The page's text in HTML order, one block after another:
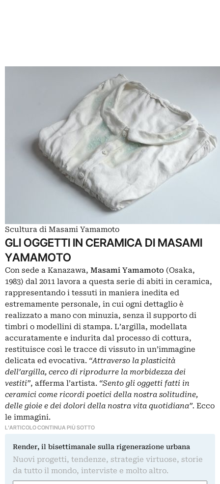
Scultura di Masami Yamamoto
GLI OGGETTI IN CERAMICA DI MASAMI
YAMAMOTO
Con sede a Kanazawa, Masami Yamamoto (Osaka,
1983) dal 2011 lavora a questa serie di abiti in ceramica,
rappresentando i tessuti in maniera inedita ed
estremamente personale, in cui ogni dettaglio è
realizzato a mano con minuzia, senza il supporto di
timbri o modellini di stampa. L’argilla, modellata
accuratamente e indurita dal processo di cottura,
restituisce così le tracce di vissuto in un’immagine
delicata ed evocativa. “Attraverso la plasticità
dell’argilla, cerco di riprodurre la morbidezza dei
vestiti”, afferma l’artista. “Sento gli oggetti fatti in
ceramici come ricordi poetici della nostra solitudine,
delle gioie e dei dolori della nostra vita quotidiana”. Ecco
le immagini.
L'ARTICOLO CONTINUA PIÙ SOTTO
Render, il bisettimanale sulla rigenerazione urbana
Nuovi progetti, tendenze, strategie virtuose, storie
da tutto il mondo, interviste e molto altro.